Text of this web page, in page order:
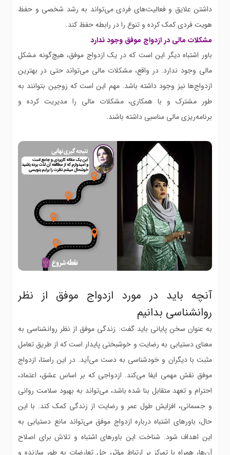
داشتن علایق و فعالیت‌های فردی می‌تواند به رشد شخصی و حفظ
هویت فردی کمک کرده و تنوع را در رابطه حفظ کند.
مشکلات مالی در ازدواج موفق وجود ندارد
باور اشتباه دیگر این است که در یک ازدواج موفق، هیچ‌گونه مشکل
مالی وجود ندارد. در واقع، مشکلات مالی می‌تواند حتی در بهترین
ازدواج‌ها نیز وجود داشته باشد. مهم این است که زوجین بتوانند به
طور مشترک و با همکاری، مشکلات مالی را مدیریت کرده و
برنامه‌ریزی مالی مناسبی داشته باشند.
آنچه باید در مورد ازدواج موفق از نظر
روانشناسی بدانیم
به عنوان سخن پایانی باید گفت: زندگی موفق از نظر روانشناسی به
معنای دستیابی به رضایت و خوشبختی پایدار است که از طریق تعامل
مثبت با دیگران و خودشناسی به دست می‌آید. در این راستا، ازدواج
موفق نقش مهمی ایفا می‌کند. ازدواجی که بر اساس عشق، اعتماد،
احترام و تعهد متقابل بنا شده باشد، می‌تواند به بهبود سلامت روانی
و جسمانی، افزایش طول عمر و رضایت از زندگی کمک کند. با این
حال، باورهای اشتباه درباره ازدواج موفق می‌تواند مانع دستیابی به
این اهداف شود. شناخت این باورهای اشتباه و تلاش برای اصلاح
آن‌ها، همراه با تمرکز بر ارتباط مؤثر، حل تعارضات به طور سازنده و